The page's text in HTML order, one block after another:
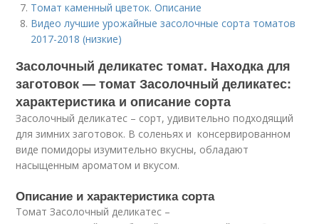
Томат каменный цветок. Описание
Видео лучшие урожайные засолочные сорта томатов
2017-2018 (низкие)
Засолочный деликатес томат. Находка для
заготовок — томат Засолочный деликатес:
характеристика и описание сорта
Засолочный деликатес – сорт, удивительно подходящий
для зимних заготовок. В соленьях и консервированном
виде помидоры изумительно вкусны, обладают
насыщенным ароматом и вкусом.
Описание и характеристика сорта
Томат Засолочный деликатес –